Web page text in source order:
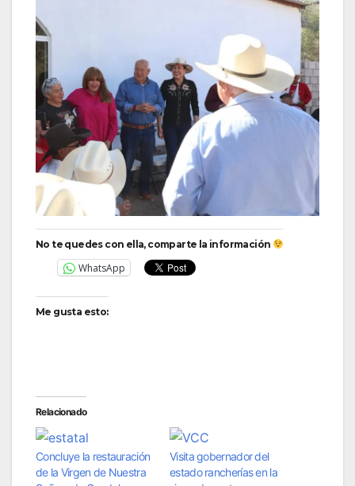
No te quedes con ella, comparte la información
WhatsApp
Me gusta esto:
Relacionado
Concluye la restauración
de la Virgen de Nuestra
Visita gobernador del
estado rancherías en la